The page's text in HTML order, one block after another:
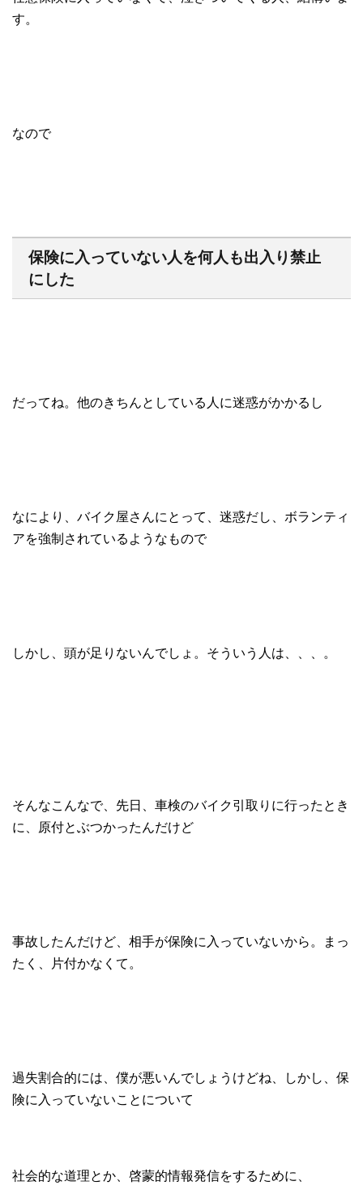
す。
なので
保険に入っていない人を何人も出入り禁止
にした
だってね。他のきちんとしている人に迷惑がかかるし
なにより、バイク屋さんにとって、迷惑だし、ボランティ
アを強制されているようなもので
しかし、頭が足りないんでしょ。そういう人は、、、。
そんなこんなで、先日、車検のバイク引取りに行ったとき
に、原付とぶつかったんだけど
事故したんだけど、相手が保険に入っていないから。まっ
たく、片付かなくて。
過失割合的には、僕が悪いんでしょうけどね、しかし、保
険に入っていないことについて
社会的な道理とか、啓蒙的情報発信をするために、